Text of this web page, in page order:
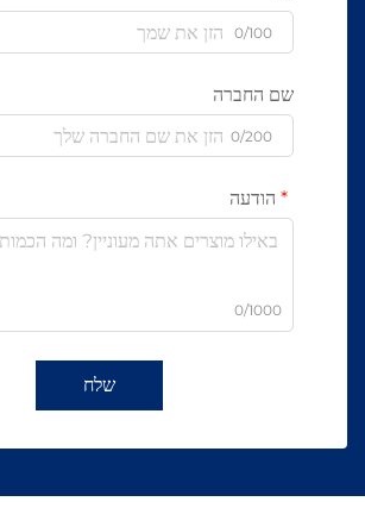
0/100
שם החברה
0/200
הודעה
0/1000
שלח